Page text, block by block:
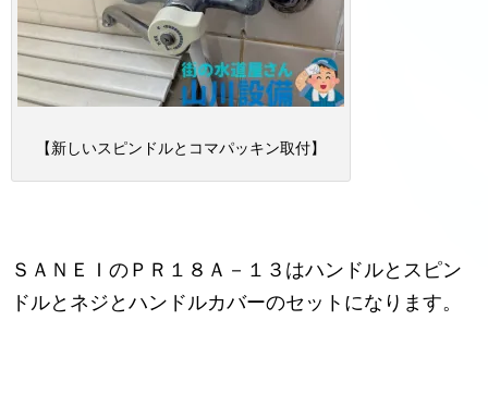
【新しいスピンドルとコマパッキン取付】
ＳＡＮＥＩのＰＲ１８Ａ－１３はハンドルとスピン
ドルとネジとハンドルカバーのセットになります。